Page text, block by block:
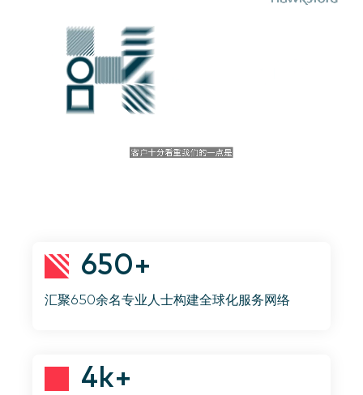
650+
汇聚650余名专业人士构建全球化服务网络
4k+